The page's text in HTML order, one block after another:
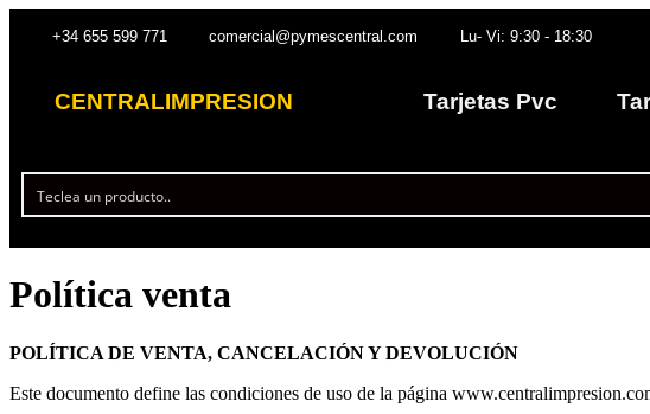
+34 655 599 771 comercial@pymescentral.com Lu- Vi: 9:30 - 18:30
CENTRALIMPRESION Tarjetas Pvc
Política venta
POLÍTICA DE VENTA, CANCELACIÓN Y DEVOLUCIÓN
Este documento define las condiciones de uso de la página